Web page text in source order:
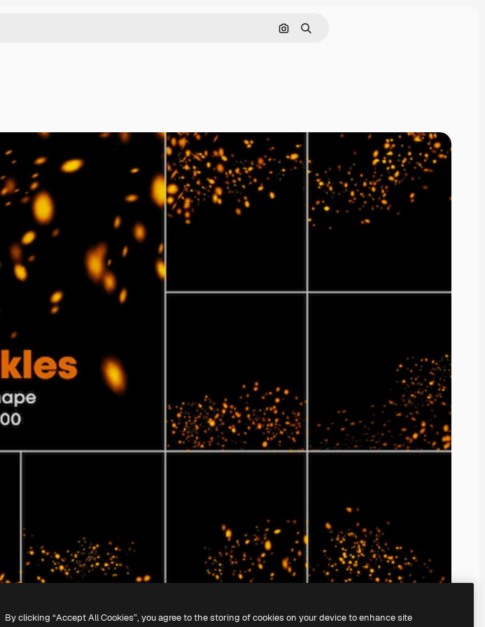
Pesquisar por imagem
Buscar
By clicking “Accept All Cookies”, you agree to the storing of cookies on your device to enhance site